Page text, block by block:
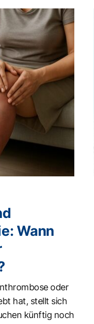
Wann
oder
hat, stellt sich
künftig noch